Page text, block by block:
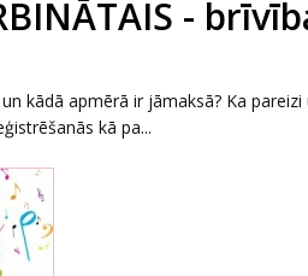
-
kādā apmērā ir jāmaksā? Ka
kā pa...